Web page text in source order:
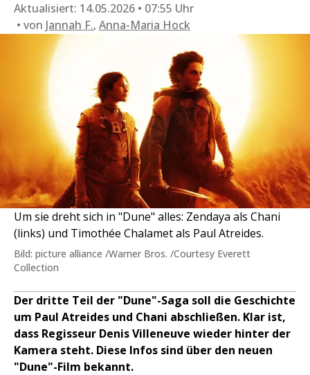
Aktualisiert: 14.05.2026 • 07:55 Uhr
von Jannah F., Anna-Maria Hock
Um sie dreht sich in "Dune" alles: Zendaya als Chani
(links) und Timothée Chalamet als Paul Atreides.
Bild: picture alliance /Warner Bros. /Courtesy Everett
Collection
Der dritte Teil der "Dune"-Saga soll die Geschichte
um Paul Atreides und Chani abschließen. Klar ist,
dass Regisseur Denis Villeneuve wieder hinter der
Kamera steht. Diese Infos sind über den neuen
"Dune"-Film bekannt.